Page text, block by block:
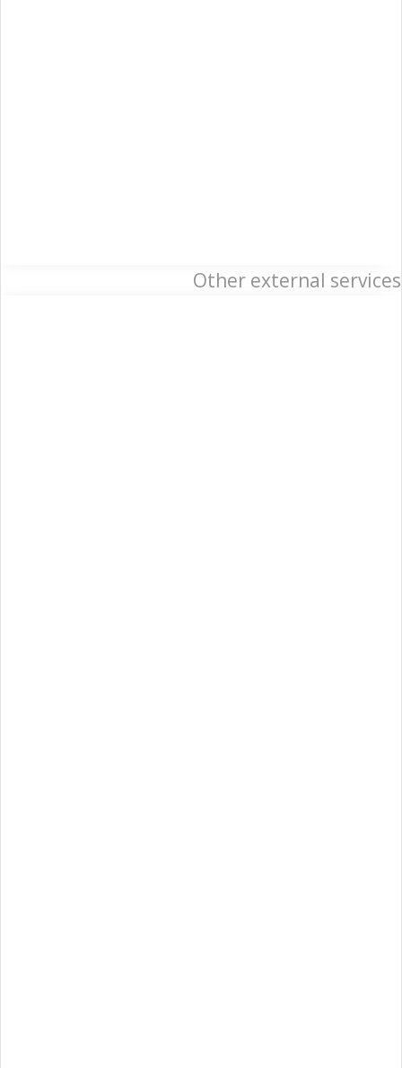
Other external services